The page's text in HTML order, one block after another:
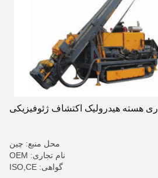
هسته هیدرولیک اکتشاف ژئوفیزیکی
محل منبع: چین
نام تجاری: OEM
گواهی: ISO,CE